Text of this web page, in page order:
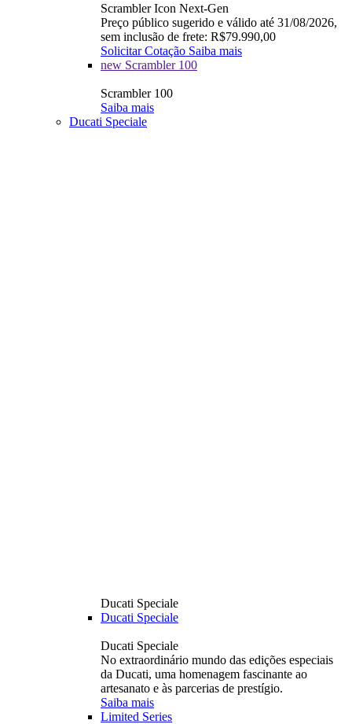
Scrambler Icon Next-Gen
Preço público sugerido e válido até 31/08/2026,
sem inclusão de frete: R$79.990,00
Solicitar Cotação Saiba mais
new Scrambler 100
Scrambler 100
Saiba mais
Ducati Speciale
Ducati Speciale
Ducati Speciale
Ducati Speciale
No extraordinário mundo das edições especiais
da Ducati, uma homenagem fascinante ao
artesanato e às parcerias de prestígio.
Saiba mais
Limited Series